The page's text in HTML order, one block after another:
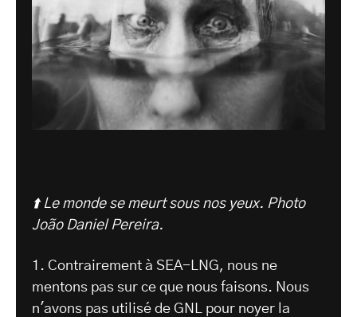
⬆️ Le monde se meurt sous nos yeux. Photo
João Daniel Pereira.
1. Contrairement à SEA-LNG, nous ne
mentons pas sur ce que nous faisons. Nous
n'avons pas utilisé de GNL pour noyer la